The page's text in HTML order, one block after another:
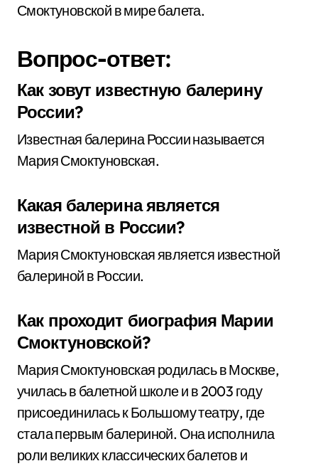
Смоктуновской в мире балета.
Вопрос-ответ:
Как зовут известную балерину
России?
Известная балерина России называется
Мария Смоктуновская.
Какая балерина является
известной в России?
Мария Смоктуновская является известной
балериной в России.
Как проходит биография Марии
Смоктуновской?
Мария Смоктуновская родилась в Москве,
училась в балетной школе и в 2003 году
присоединилась к Большому театру, где
стала первым балериной. Она исполнила
роли великих классических балетов и